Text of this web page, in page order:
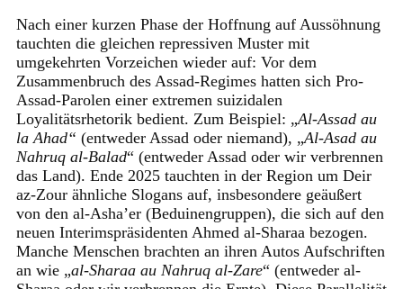
Nach einer kurzen Phase der Hoffnung auf Aussöhnung
tauchten die gleichen repressiven Muster mit
umgekehrten Vorzeichen wieder auf: Vor dem
Zusammenbruch des Assad-Regimes hatten sich Pro-
Assad-Parolen einer extremen suizidalen
Loyalitätsrhetorik bedient. Zum Beispiel: „Al-Assad au
la Ahad“ (entweder Assad oder niemand), „Al-Asad au
Nahruq al-Balad“ (entweder Assad oder wir verbrennen
das Land). Ende 2025 tauchten in der Region um Deir
az-Zour ähnliche Slogans auf, insbesondere geäußert
von den al-Asha’er (Beduinengruppen), die sich auf den
neuen Interimspräsidenten Ahmed al-Sharaa bezogen.
Manche Menschen brachten an ihren Autos Aufschriften
an wie „al-Sharaa au Nahruq al-Zare“ (entweder al-